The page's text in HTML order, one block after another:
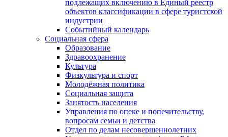
подлежащих включению в Единый реестр
объектов классификации в сфере туристской
индустрии
Событийный календарь
Социальная сфера
Образование
Здравоохранение
Культура
Физкультура и спорт
Молодёжная политика
Социальная защита
Занятость населения
Управления по опеке и попечительству,
вопросам семьи и детства
Отдел по делам несовершеннолетних